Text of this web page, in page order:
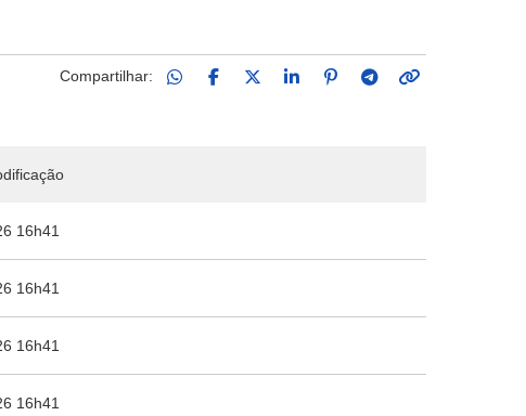
Compartilhar:
16h41
16h41
16h41
16h41